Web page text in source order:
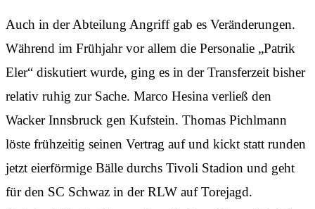
Auch in der Abteilung Angriff gab es Veränderungen.
Während im Frühjahr vor allem die Personalie „Patrik
Eler“ diskutiert wurde, ging es in der Transferzeit bisher
relativ ruhig zur Sache. Marco Hesina verließ den
Wacker Innsbruck gen Kufstein. Thomas Pichlmann
löste frühzeitig seinen Vertrag auf und kickt statt runden
jetzt eierförmige Bälle durchs Tivoli Stadion und geht
für den SC Schwaz in der RLW auf Torejagd.